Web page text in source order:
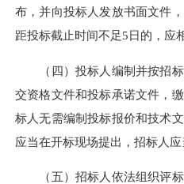
布，并向投标人发放书面文件
距投标截止时间不足5日的，应
（四）投标人编制并按招标
交资格文件和投标承诺文件，
标人无需编制投标报价和技术
应当在开标现场提出，招标人
（五）招标人依法组织评标